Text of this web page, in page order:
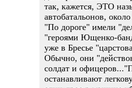
так, кажется, ЭТО
автобатальонов,
"По дороге" имели
"героями Ющенко-
уже в Бресье
Обычно, они
солдат и
останавливают